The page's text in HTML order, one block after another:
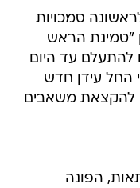
סמכויות
"טמינת הראש
להתעלם עד היום
החל עידן חדש
להקצאת משאבים
הפונה